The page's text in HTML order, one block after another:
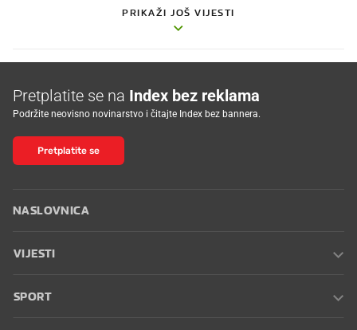
PRIKAŽI JOŠ VIJESTI
Pretplatite se na Index bez reklama
Podržite neovisno novinarstvo i čitajte Index bez bannera.
Pretplatite se
NASLOVNICA
VIJESTI
SPORT